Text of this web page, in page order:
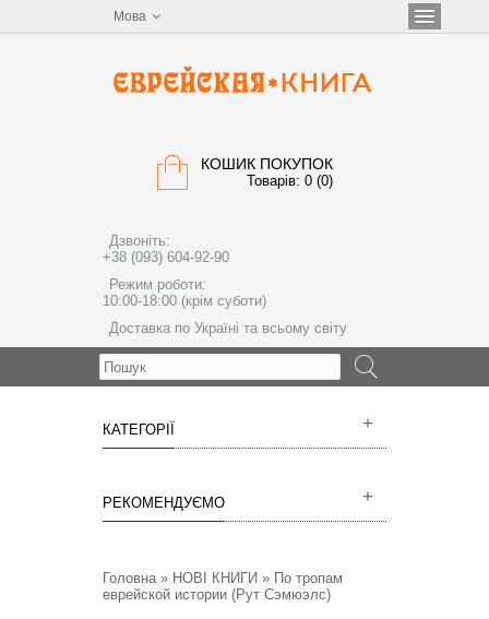
Мова
КОШИК ПОКУПОК
Товарів: 0 (0)
Дзвоніть:
+38 (093) 604-92-90
Режим роботи:
10:00-18:00 (крім суботи)
Доставка по Україні та всьому світу
КАТЕГОРІЇ
РЕКОМЕНДУЄМО
Головна» НОВІ КНИГИ » По тропам
еврейской истории (Рут Сэмюэлс)